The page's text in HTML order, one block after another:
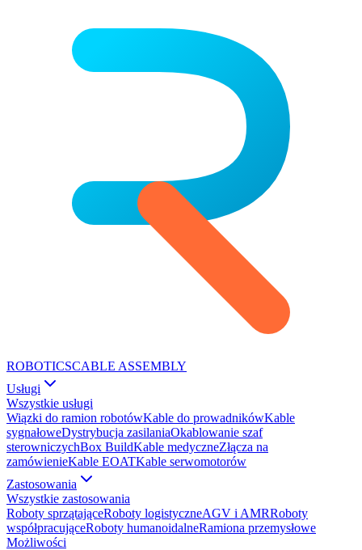
ROBOTICSCABLE ASSEMBLY
Usługi
Wszystkie usługi
Wiązki do ramion robotówKable do prowadnikówKable
sygnałoweDystrybucja zasilaniaOkablowanie szaf
sterowniczychBox BuildKable medyczneZłącza na
zamówienieKable EOATKable serwomotorów
Zastosowania
Wszystkie zastosowania
Roboty sprzątająceRoboty logistyczneAGV i AMRRoboty
współpracująceRoboty humanoidalneRamiona przemysłowe
Możliwości